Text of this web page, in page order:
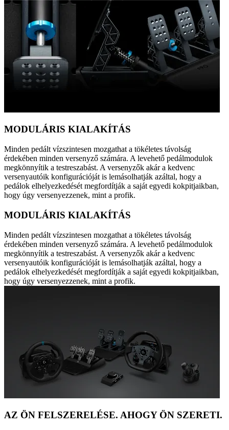
MODULÁRIS KIALAKÍTÁS
Minden pedált vízszintesen mozgathat a tökéletes távolság
érdekében minden versenyző számára. A levehető pedálmodulok
megkönnyítik a testreszabást. A versenyzők akár a kedvenc
versenyautóik konfigurációját is lemásolhatják azáltal, hogy a
pedálok elhelyezkedését megfordítják a saját egyedi kokpitjaikban,
hogy úgy versenyezzenek, mint a profik.
MODULÁRIS KIALAKÍTÁS
Minden pedált vízszintesen mozgathat a tökéletes távolság
érdekében minden versenyző számára. A levehető pedálmodulok
megkönnyítik a testreszabást. A versenyzők akár a kedvenc
versenyautóik konfigurációját is lemásolhatják azáltal, hogy a
pedálok elhelyezkedését megfordítják a saját egyedi kokpitjaikban,
hogy úgy versenyezzenek, mint a profik.
AZ ÖN FELSZERELÉSE. AHOGY ÖN SZERETI.